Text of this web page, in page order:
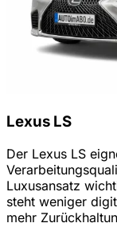
Lexus LS
Der Lexus LS
Luxusansatz
steht weniger
mehr